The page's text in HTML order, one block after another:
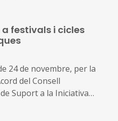
dels centres de creació i
i arts visuals de
de titularitat
(ref. BDNS 871443).
a festivals i cicles
24 de novembre, per la
del Consell
Suport a la Iniciativa